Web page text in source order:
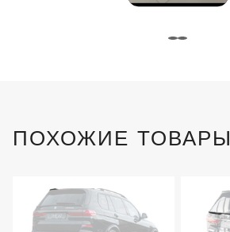
ПОХОЖИЕ ТОВАРЫ